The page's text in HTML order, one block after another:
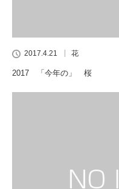
2017.4.21 花
2017 「今年の」 桜